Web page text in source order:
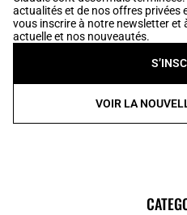
actualités et de nos offres privées
vous inscrire à notre newsletter et
actuelle et nos nouveautés.
VOIR LA